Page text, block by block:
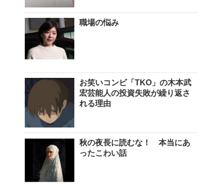
職場の悩み
お笑いコンビ「TKO」の木本武
宏芸能人の投資失敗が繰り返さ
れる理由
秋の夜長に読むな！ 本当にあ
ったこわい話